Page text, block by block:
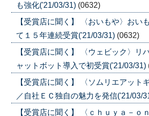
も強化('21/03/31) (0632)
【受賞店に聞く】 〈おいもや〉おい
て１５年連続受賞('21/03/31) (0632)
【受賞店に聞く】 〈ウェビック〉リ
ャットボット導入で初受賞('21/03/31)
【受賞店に聞く】 〈ソムリエアット
／自社ＥＣ独自の魅力を発信('21/03/
【受賞店に聞く】 〈ｃｈｕｙａ－ｏ